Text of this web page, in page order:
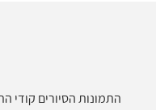
התמונות הסיורים קודי